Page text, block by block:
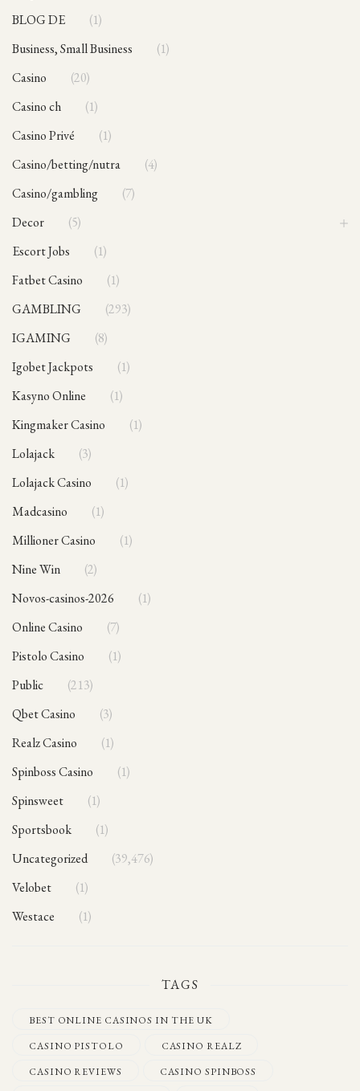
BLOG DE
1
Business, Small Business
1
casino
20
casino ch
1
Casino Privé
1
casino/betting/nutra
4
casino/gambling
7
Decor
5
Escort Jobs
1
Fatbet Casino
1
GAMBLING
293
IGAMING
8
Igobet Jackpots
1
Kasyno Online
1
Kingmaker Casino
1
Lolajack
3
Lolajack Casino
1
Madcasino
1
Millioner Casino
1
Nine Win
2
novos-casinos-2026
1
Online Casino
7
Pistolo Casino
1
public
213
Qbet Casino
3
Realz Casino
1
Spinboss Casino
1
Spinsweet
1
sportsbook
1
Uncategorized
39,476
Velobet
1
Westace
1
TAGS
BEST ONLINE CASINOS IN THE UK
CASINO PISTOLO
CASINO REALZ
CASINO REVIEWS
CASINO SPINBOSS